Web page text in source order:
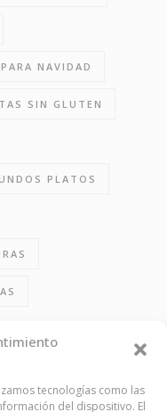
tecnologías como las
del dispositivo. El
NAVIDAD
SIN GLUTEN
PLATOS